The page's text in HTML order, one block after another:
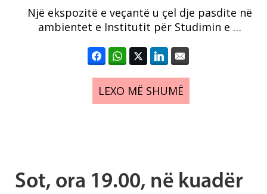
Një ekspozitë e veçantë u çel dje pasdite në
ambientet e Institutit për Studimin e …
LEXO MË SHUMË
Sot, ora 19.00, në kuadër